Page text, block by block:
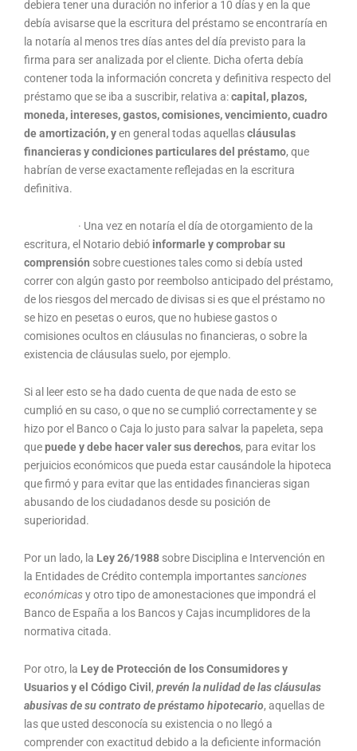
debiera tener una duración no inferior a 10 días y en la que
debía avisarse que la escritura del préstamo se encontraría en
la notaría al menos tres días antes del día previsto para la
firma para ser analizada por el cliente. Dicha oferta debía
contener toda la información concreta y definitiva respecto del
préstamo que se iba a suscribir, relativa a:capital, plazos,
moneda, intereses, gastos, comisiones, vencimiento, cuadro
de amortización, yen general todas aquellascláusulas
financieras y condiciones particulares del préstamo, que
habrían de verse exactamente reflejadas en la escritura
definitiva.
· Una vez en notaría el día de otorgamiento de la
escritura, el Notario debió informarle y comprobar su
comprensión sobre cuestiones tales como si debía usted
correr con algún gasto por reembolso anticipado del préstamo,
de los riesgos del mercado de divisas si es que el préstamo no
se hizo en pesetas o euros, que no hubiese gastos o
comisiones ocultos en cláusulas no financieras, o sobre la
existencia de cláusulas suelo, por ejemplo.
Si al leer esto se ha dado cuenta de que nada de esto se
cumplió en su caso, o que no se cumplió correctamente y se
hizo por el Banco o Caja lo justo para salvar la papeleta, sepa
quepuede y debe hacer valer sus derechos, para evitar los
perjuicios económicos que pueda estar causándole la hipoteca
que firmó y para evitar que las entidades financieras sigan
abusando de los ciudadanos desde su posición de
superioridad.
Por un lado, la Ley 26/1988 sobre Disciplina e Intervención en
la Entidades de Crédito contempla importantessanciones
económicasy otro tipo de amonestaciones que impondrá el
Banco de España a los Bancos y Cajas incumplidores de la
normativa citada.
Por otro, la Ley de Protección de los Consumidores y
Usuarios y el Código Civil , prevén la nulidad de las cláusulas
abusivas de su contrato de préstamo hipotecario, aquellas de
las que usted desconocía su existencia o no llegó a
comprender con exactitud debido a la deficiente información